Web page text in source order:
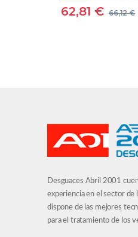
62,81 € 66,12€
Desguaces Abril 2001
experiencia en el sector de
dispone de las mejores
para el tratamiento de los